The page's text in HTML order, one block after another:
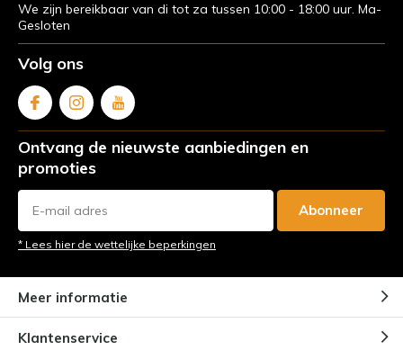
We zijn bereikbaar van di tot za tussen 10:00 - 18:00 uur. Ma-
Gesloten
Volg ons
Ontvang de nieuwste aanbiedingen en
promoties
Abonneer
* Lees hier de wettelijke beperkingen
Meer informatie
Klantenservice